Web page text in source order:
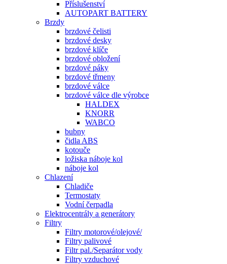
Příslušenství
AUTOPART BATTERY
Brzdy
brzdové čelisti
brzdové desky
brzdové klíče
brzdové obložení
brzdové páky
brzdové třmeny
brzdové válce
brzdové válce dle výrobce
HALDEX
KNORR
WABCO
bubny
čidla ABS
kotouče
ložiska náboje kol
náboje kol
Chlazení
Chladiče
Termostaty
Vodní čerpadla
Elektrocentrály a generátory
Filtry
Filtry motorové/olejové/
Filtry palivové
Filtr pal./Separátor vody
Filtry vzduchové